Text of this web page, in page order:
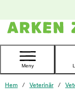
Kontakta
Meny
Hem Veterinär